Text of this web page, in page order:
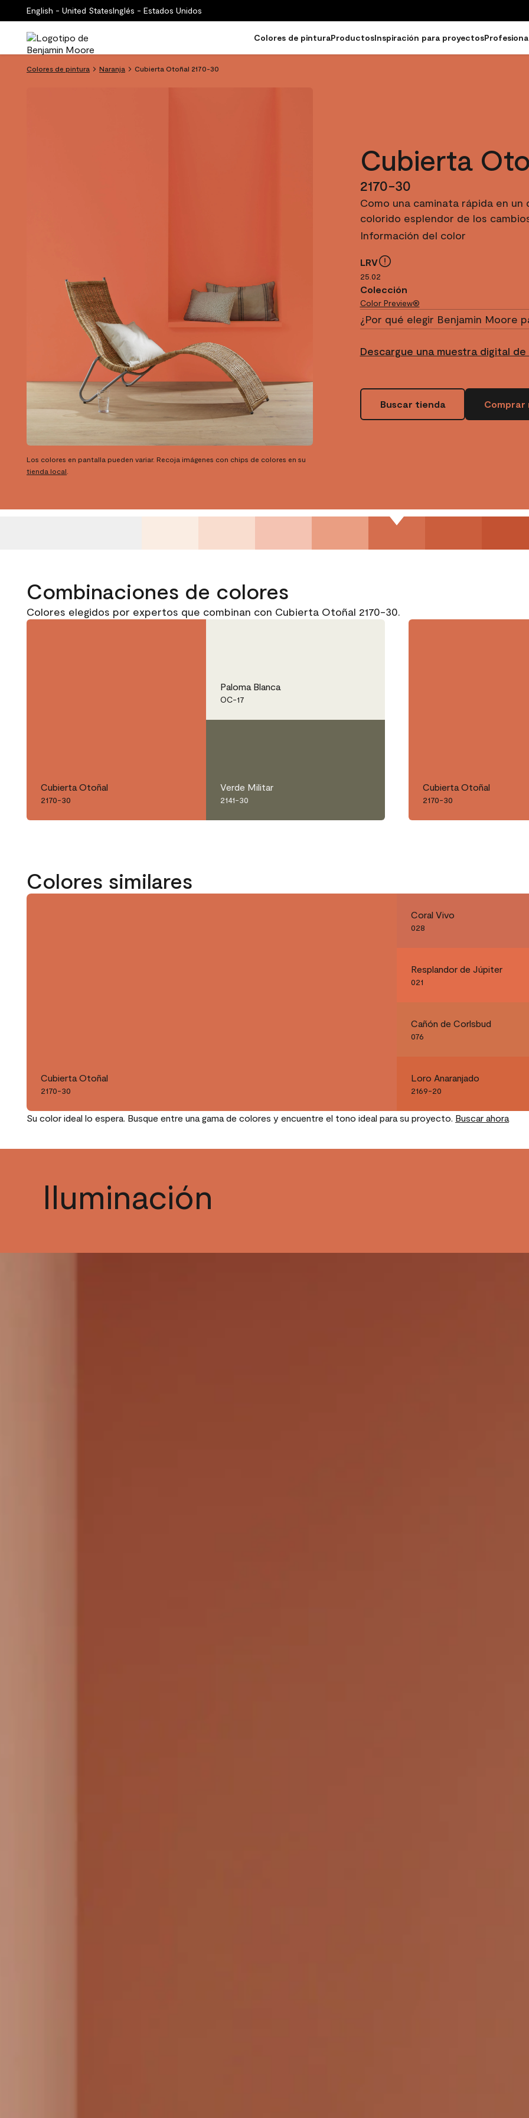
English - United StatesInglés - Estados Unidos
Colores de pinturaProductosInspiración para proyectos
Colores de pintura Naranja Cubierta Otoñal 2170-30
Cubierta
2170-30
Como una caminata rápida en
colorido esplendor de los
Información del color
LRV
25.02
Colección
Color Preview®
¿Por qué elegir Benjamin Moore
Descargue una muestra digital
Buscar tienda Comprar
Los colores en pantalla pueden variar. Recoja imágenes con chips de colores en su
tienda local
Combinaciones de colores
Colores elegidos por expertos que combinan con Cubierta Otoñal 2170-30.
Cubierta Otoñal
2170-30
Paloma Blanca
OC-17
Verde Militar
2141-30
Cubierta Otoñal
2170-30
Colores similares
Cubierta Otoñal
2170-30
Coral Vivo
028
Resplandor de Júpiter
021
Cañón de Corlsbud
076
Loro Anaranjado
2169-20
Su color ideal lo espera. Busque entre una gama de colores y encuentre el tono ideal para su proyecto. Buscar ahora
Iluminación